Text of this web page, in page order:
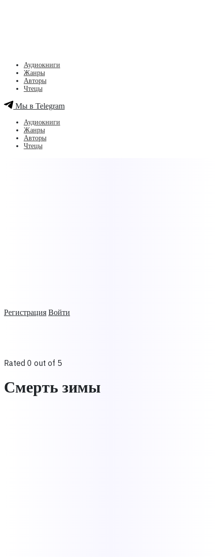
Регистрация Войти
Аудиокниги
Жанры
Авторы
Чтецы
Мы в Telegram
Аудиокниги
Жанры
Авторы
Чтецы
Rated 0 out of 5
Смерть зимы